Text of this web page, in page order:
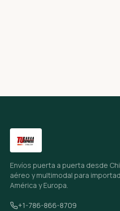
Envíos puerta a puerta desde
aéreo y multimodal para
América y Europa.
+1-786-866-8709